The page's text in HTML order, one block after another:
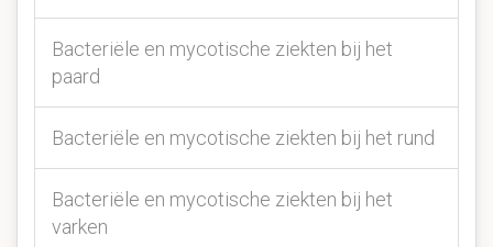
Bacteriële en mycotische ziekten bij het
paard
Bacteriële en mycotische ziekten bij het rund
Bacteriële en mycotische ziekten bij het
varken